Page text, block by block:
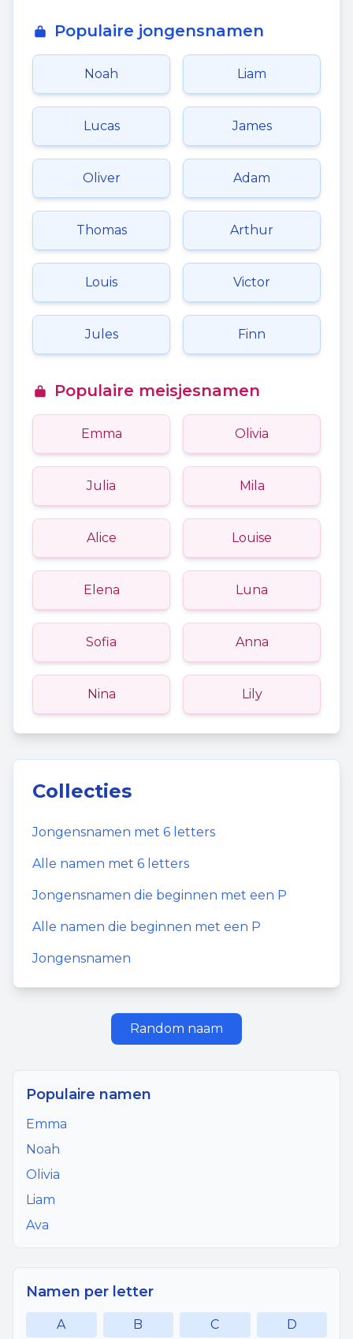
Populaire jongensnamen
Noah Liam
Lucas James
Oliver Adam
Thomas Arthur
Louis Victor
Jules Finn
Populaire meisjesnamen
Emma Olivia
Julia Mila
Alice Louise
Elena Luna
Sofia Anna
Nina Lily
Collecties
Jongensnamen met 6 letters
Alle namen met 6 letters
Jongensnamen die beginnen met een P
Alle namen die beginnen met een P
Jongensnamen
Random naam
Populaire namen
Emma
Noah
Olivia
Liam
Ava
Namen per letter
A B C D